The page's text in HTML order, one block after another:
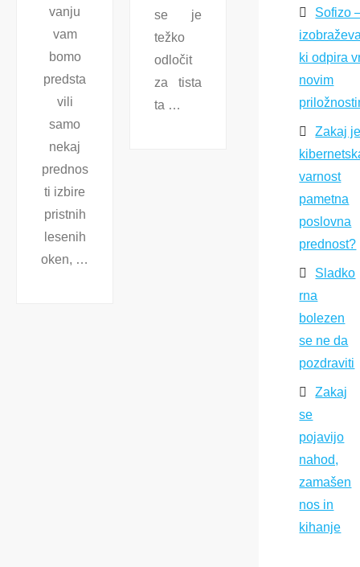
vanju
vam
bomo
predsta
vili
samo
nekaj
prednos
ti izbire
pristnih
lesenih
oken, …
se je
težko
odločit
za tista
ta …
Sofizo
ki odpira
novim
Zakaj
varnost
pametna
poslovna
prednost?
Sladko
rna
bolezen
se ne da
pozdraviti
Zakaj
se
pojavijo
nahod,
zamašen
nos in
kihanje